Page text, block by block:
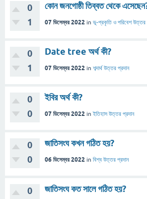
0
1
কোন জনগোষ্ঠী তিব্বত থেকে
07 ডিসেম্বর 2022 in ভূ-প্রকৃতি ও পরিবেশ উত্তর
0
1
Date tree অর্থ কী?
07 ডিসেম্বর 2022 in শব্দার্থ উত্তর প্রদান
0
0
ইবির অর্থ কী?
07 ডিসেম্বর 2022 in ইতিহাস উত্তর প্রদান
0
0
জাতিসংঘ কখন গঠিত হয়?
06 ডিসেম্বর 2022 in বিশ্ব উত্তর প্রদান
0
জাতিসংঘ কত সালে গঠিত হয়?